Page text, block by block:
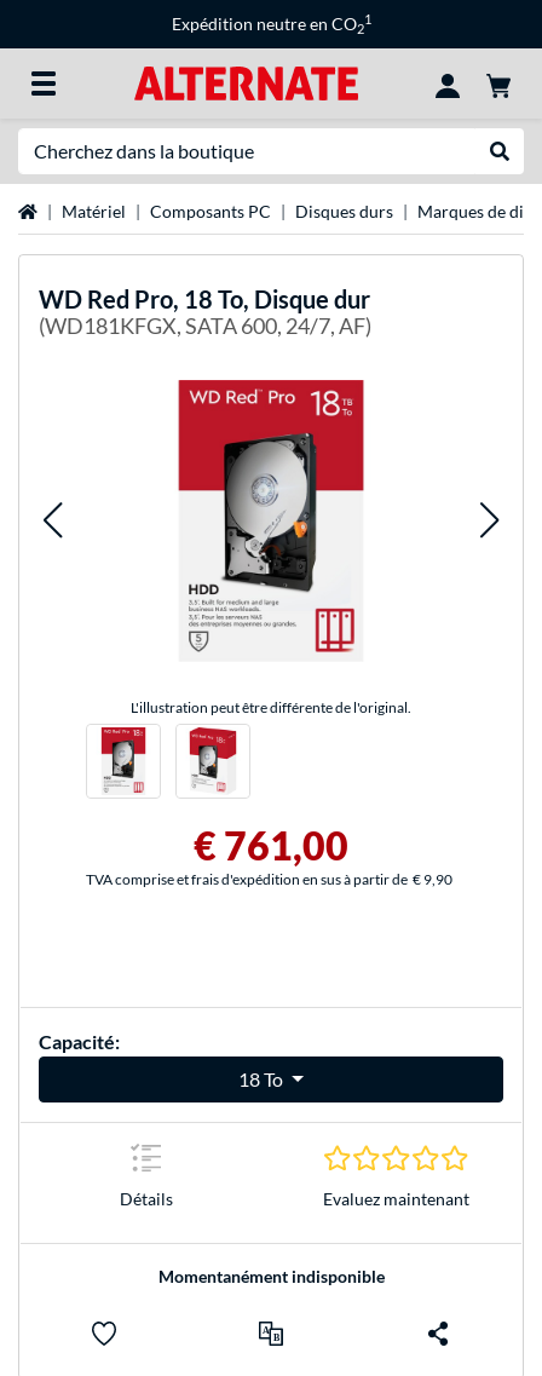
Expédition neutre en CO2
1
Page d'accueil
Matériel Composants PC Disques durs Marques de
WD Red Pro, 18 To, Disque dur
(WD181KFGX, SATA 600, 24/7, AF)
L'illustration peut être différente de l'original.
€ 761,00
TVA comprise et frais d'expédition en sus à partir de € 9,90
Capacité:
18 To
Détails Evaluez maintenant
Momentanément indisponible